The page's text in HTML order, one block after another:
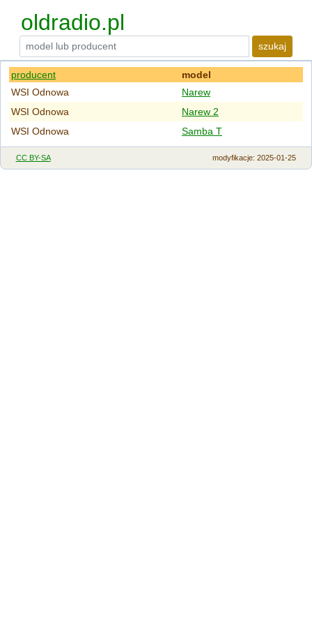
oldradio.pl
szukaj
producent
model
WSI Odnowa
Narew
WSI Odnowa
Narew 2
WSI Odnowa
Samba T
CC BY-SA modyfikacje: 2025-01-25